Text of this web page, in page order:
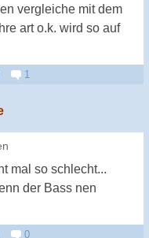
vergleiche mit dem
art o.k. wird so auf
1
mal so schlecht...
der Bass nen
0